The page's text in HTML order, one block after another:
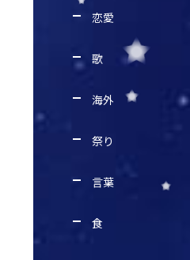
恋愛
歌
海外
祭り
言葉
食